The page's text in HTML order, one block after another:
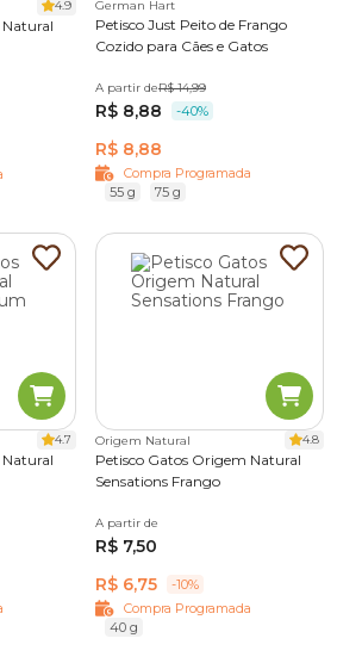
4.9 German Hart
Petisco Just Peito de Frango
Cozido para Cães e Gatos
A partir deR$ 14,99
R$ 8,88 -40%
R$ 8,88
Compra Programada
55 g
75 g
4.7 Origem Natural 4.8
Petisco Gatos Origem Natural
Sensations Frango
A partir de
R$ 7,50
R$ 6,75
-10%
Compra Programada
40 g